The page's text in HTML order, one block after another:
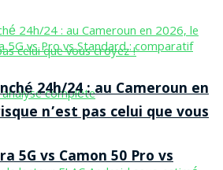
5G vs Camon 50 Pro vs
24h/24 : au Cameroun en
n’est pas celui que vous